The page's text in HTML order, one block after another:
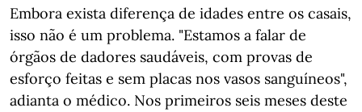
Embora exista diferença de idades entre os casais,
isso não é um problema. "Estamos a falar de
órgãos de dadores saudáveis, com provas de
esforço feitas e sem placas nos vasos sanguíneos",
adianta o médico. Nos primeiros seis meses deste